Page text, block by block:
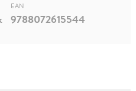
EAN
9788072615544